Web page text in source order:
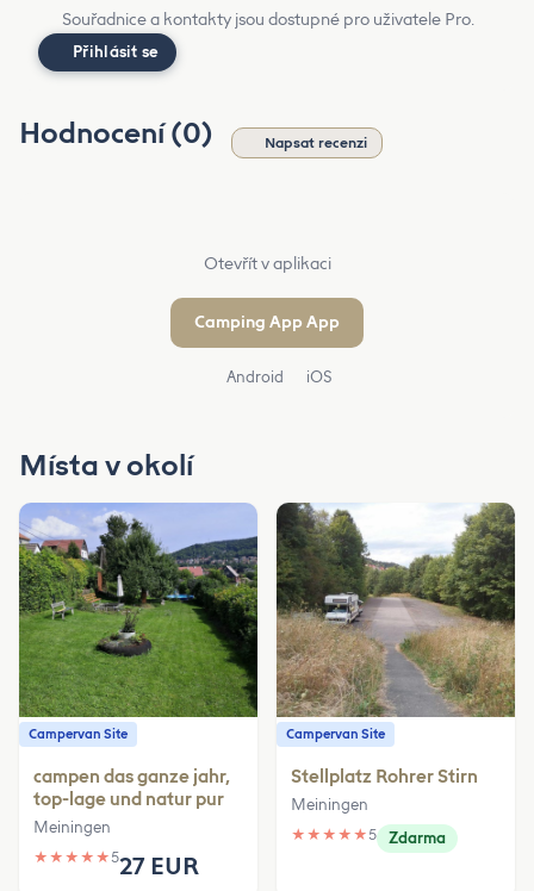
Souřadnice a kontakty jsou dostupné pro uživatele Pro.
Přihlásit se
Hodnocení (0) Napsat recenzi
Otevřít v aplikaci
Camping App App
Android iOS
Místa v okolí
Campervan Site
campen das ganze jahr,
top-lage und natur pur
Meiningen
★ ★ ★ ★ ★527 EUR
Campervan Site
Stellplatz Rohrer Stirn
Meiningen
★ ★ ★ ★ ★5 Zdarma